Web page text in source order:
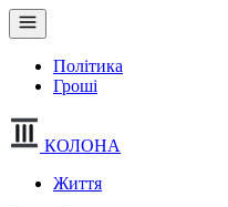
Політика
Гроші
КОЛОНА
Життя